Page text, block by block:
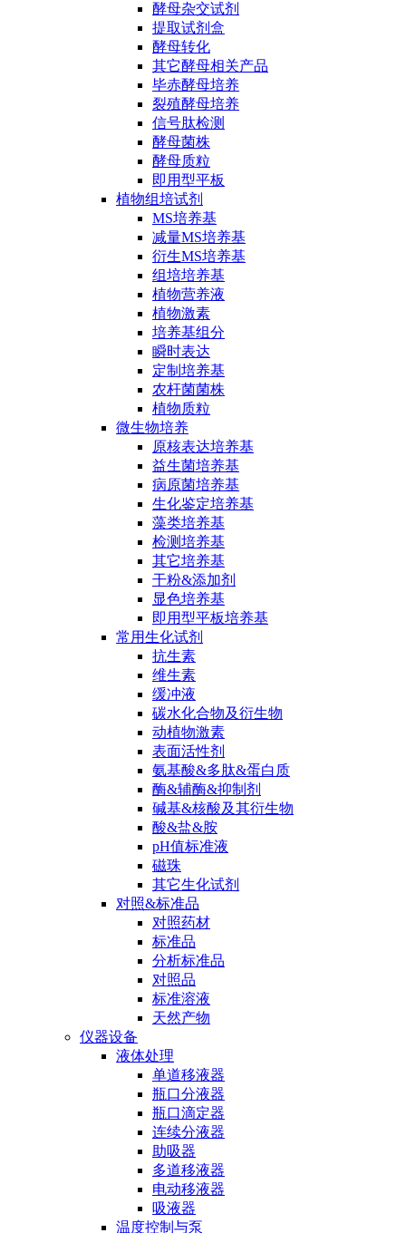
酵母杂交试剂
提取试剂盒
酵母转化
其它酵母相关产品
毕赤酵母培养
裂殖酵母培养
信号肽检测
酵母菌株
酵母质粒
即用型平板
植物组培试剂
MS培养基
减量MS培养基
衍生MS培养基
组培培养基
植物营养液
植物激素
培养基组分
瞬时表达
定制培养基
农杆菌菌株
植物质粒
微生物培养
原核表达培养基
益生菌培养基
病原菌培养基
生化鉴定培养基
藻类培养基
检测培养基
其它培养基
干粉&添加剂
显色培养基
即用型平板培养基
常用生化试剂
抗生素
维生素
缓冲液
碳水化合物及衍生物
动植物激素
表面活性剂
氨基酸&多肽&蛋白质
酶&辅酶&抑制剂
碱基&核酸及其衍生物
酸&盐&胺
pH值标准液
磁珠
其它生化试剂
对照&标准品
对照药材
标准品
分析标准品
对照品
标准溶液
天然产物
仪器设备
液体处理
单道移液器
瓶口分液器
瓶口滴定器
连续分液器
助吸器
多道移液器
电动移液器
吸液器
温度控制与泵